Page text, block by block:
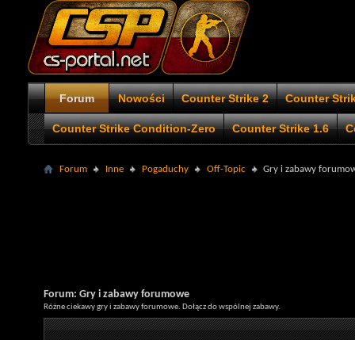
Forum Nowości Counter Strike 2 Counter
Counter Strike Condition-Zero Counter Strike 1.6
Forum Inne Pogaduchy Off-Topic Gry i zabawy
Forum: Gry i zabawy forumowe
Różne ciekawy gry i zabawy forumowe. Dołącz do wspólnej zabawy.